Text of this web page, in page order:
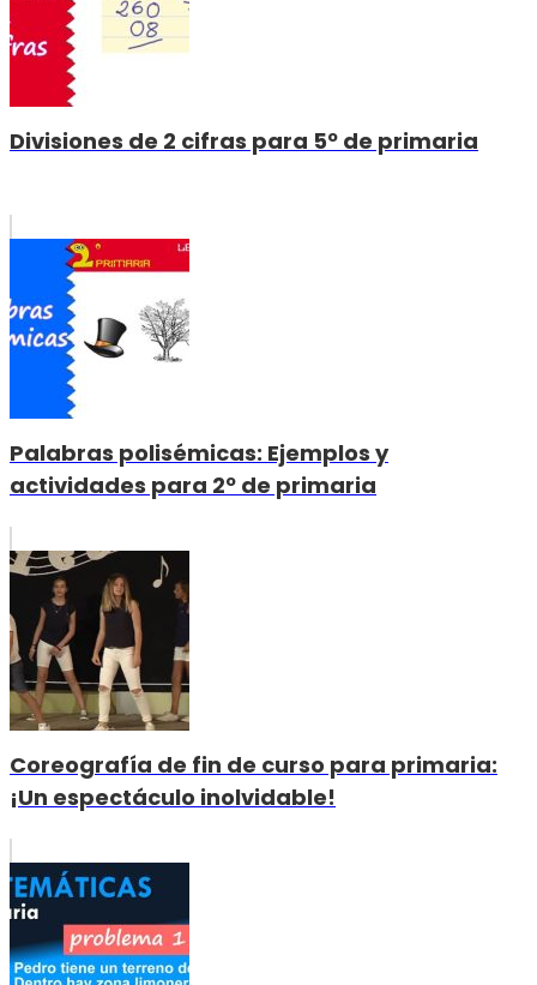
Divisiones de 2 cifras para 5º de primaria
Palabras polisémicas: Ejemplos y
actividades para 2º de primaria
Coreografía de fin de curso para primaria:
¡Un espectáculo inolvidable!